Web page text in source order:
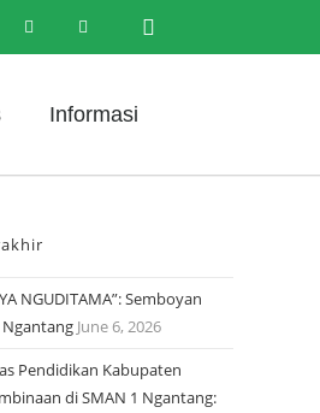
Informasi
NGUDITAMA”: Semboyan
June 6, 2026
Pendidikan Kabupaten
di SMAN 1 Ngantang: